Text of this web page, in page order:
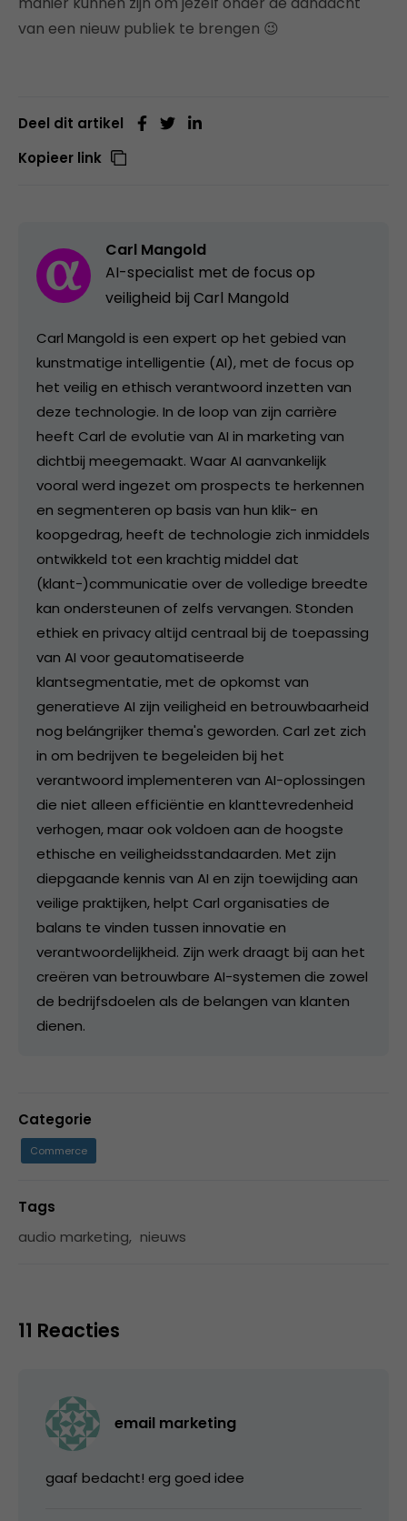
van een nieuw publiek te brengen 😉
Deel dit artikel
Kopieer link
Carl Mangold
AI-specialist met de focus op
veiligheid bij Carl Mangold
Carl Mangold is een expert op het gebied van
kunstmatige intelligentie (AI), met de focus op
het veilig en ethisch verantwoord inzetten van
deze technologie. In de loop van zijn carrière
heeft Carl de evolutie van AI in marketing van
dichtbij meegemaakt. Waar AI aanvankelijk
vooral werd ingezet om prospects te herkennen
en segmenteren op basis van hun klik- en
koopgedrag, heeft de technologie zich inmiddels
ontwikkeld tot een krachtig middel dat
(klant-)communicatie over de volledige breedte
kan ondersteunen of zelfs vervangen. Stonden
ethiek en privacy altijd centraal bij de toepassing
van AI voor geautomatiseerde
klantsegmentatie, met de opkomst van
generatieve AI zijn veiligheid en betrouwbaarheid
nog belángrijker thema's geworden. Carl zet zich
in om bedrijven te begeleiden bij het
verantwoord implementeren van AI-oplossingen
die niet alleen efficiëntie en klanttevredenheid
verhogen, maar ook voldoen aan de hoogste
ethische en veiligheidsstandaarden. Met zijn
diepgaande kennis van AI en zijn toewijding aan
veilige praktijken, helpt Carl organisaties de
balans te vinden tussen innovatie en
verantwoordelijkheid. Zijn werk draagt bij aan het
creëren van betrouwbare AI-systemen die zowel
de bedrijfsdoelen als de belangen van klanten
dienen.
Categorie
Commerce
Tags
audio marketing, nieuws
11 Reacties
email marketing
gaaf bedacht! erg goed idee